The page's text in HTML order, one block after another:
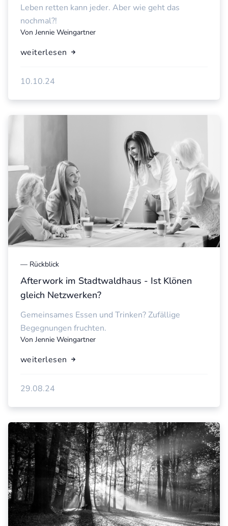
Leben retten kann jeder. Aber wie geht das
nochmal?!
Von Jennie Weingartner
weiterlesen
10.10.24
— Rückblick
Afterwork im Stadtwaldhaus - Ist Klönen
gleich Netzwerken?
Gemeinsames Essen und Trinken? Zufällige
Begegnungen fruchten.
Von Jennie Weingartner
weiterlesen
29.08.24